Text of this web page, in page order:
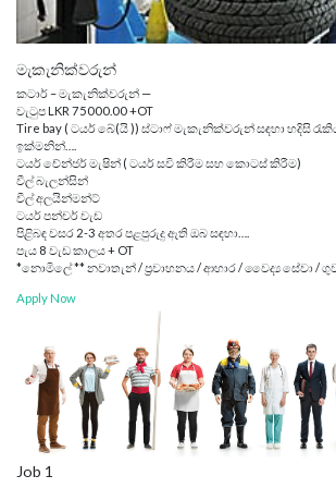
මැකැනික්වරුන්
කටාර් – මැකැනික්වරුන් —
වැටුප LKR 75000.00 +OT
Tire bay ( ටයර් බේ(යි )) ස්ටාෆ් මැකැනික්වරුන් සඳහා හදිසි
ඉක්මනින්….
ටයර් චේන්ජර් මැෂින් ( ටයර් සවි කිරීම සහ කොටස් කිරීම)
වීල් බැලන්සින්
වීල් අලයින්මන්ට්
ටයර් පන්චර් වැඩ
පිළිබඳ වසර 2-3 අතර පළපුරුදු ඇති ඔබ සඳහා….
පැය 8 වැඩ කාලය + OT
*නොමිලේ ** නවාතැන් / ප්‍රවාහනය / ආහාර / වෛද්‍ය සේවා /
Apply Now
Job 1